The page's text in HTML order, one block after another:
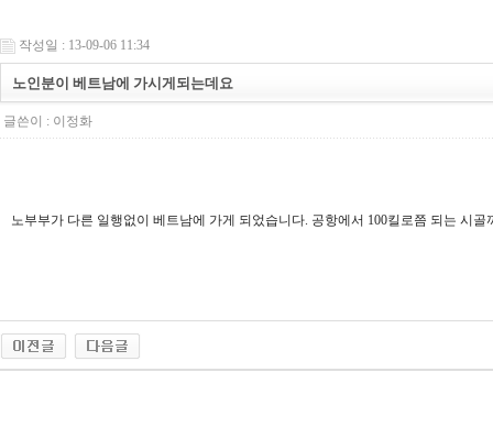
작성일 : 13-09-06 11:34
노인분이 베트남에 가시게되는데요
글쓴이 : 이정화
노부부가 다른 일행없이 베트남에 가게 되었습니다. 공항에서 100킬로쯤 되는 시